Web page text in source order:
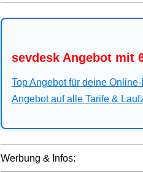
sevdesk Angebot mit
Top Angebot für deine
Angebot auf alle Tarife &
Werbung & Infos: